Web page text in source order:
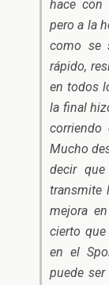
hace con
pero a la
como se
rápido,
en todos
la final
corriendo
Mucho
decir
transmite
mejora
cierto
en el
puede